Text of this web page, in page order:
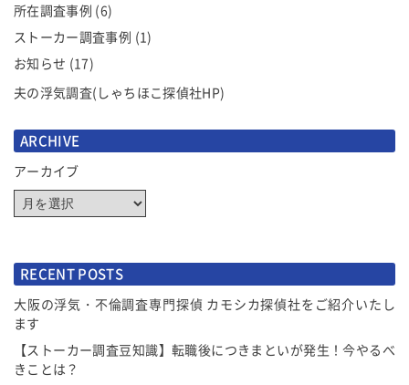
所在調査事例 (6)
ストーカー調査事例 (1)
お知らせ (17)
夫の浮気調査(しゃちほこ探偵社HP)
ARCHIVE
アーカイブ
RECENT POSTS
大阪の浮気・不倫調査専門探偵 カモシカ探偵社をご紹介いたし
ます
【ストーカー調査豆知識】転職後につきまといが発生！今やるべ
きことは？